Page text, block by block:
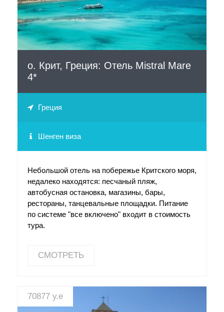
о. Крит, Греция: Отель Mistral Mare
4*
Греция
Шенген виза
Небольшой отель на побережье Критского моря,
недалеко находятся: песчаный пляж,
автобусная остановка, магазины, бары,
рестораны, танцевальные площадки. Питание
по системе "все включено" входит в стоимость
тура.
СМОТРЕТЬ
70877 у.е